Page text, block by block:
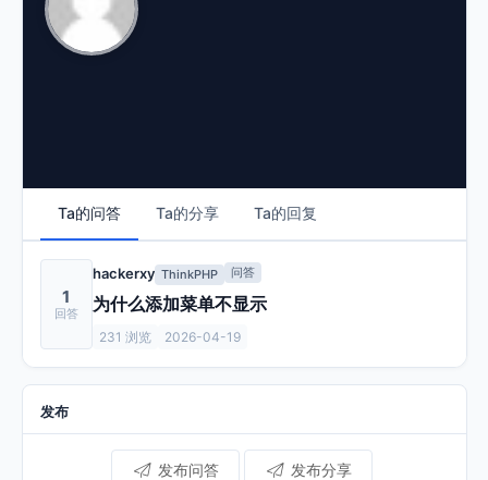
Ta的问答 Ta的分享 Ta的回复
1
hackerxy ThinkPHP 问答
为什么添加菜单不显示
231 浏览 2026-04-19
发布
发布问答 发布分享